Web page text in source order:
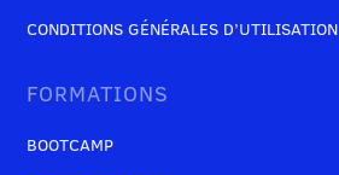
CONDITIONS GÉNÉRALES D’UTILISATION
FORMATIONS
BOOTCAMP